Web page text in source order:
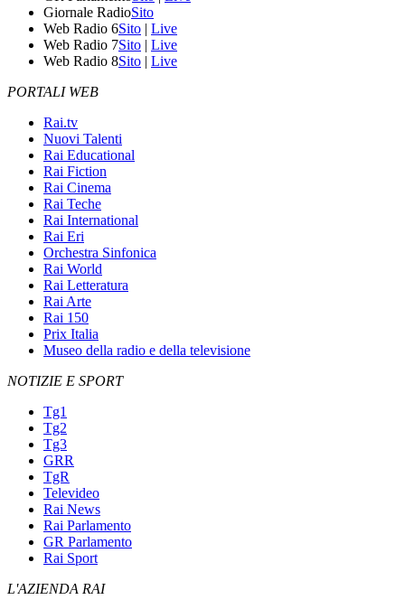
Giornale RadioSito
Web Radio 6Sito | Live
Web Radio 7Sito | Live
Web Radio 8Sito | Live
PORTALI WEB
Rai.tv
Nuovi Talenti
Rai Educational
Rai Fiction
Rai Cinema
Rai Teche
Rai International
Rai Eri
Orchestra Sinfonica
Rai World
Rai Letteratura
Rai Arte
Rai 150
Prix Italia
Museo della radio e della televisione
NOTIZIE E SPORT
Tg1
Tg2
Tg3
GRR
TgR
Televideo
Rai News
Rai Parlamento
GR Parlamento
Rai Sport
L'AZIENDA RAI